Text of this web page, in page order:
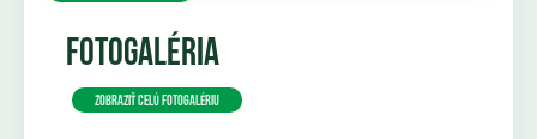
FOTOGALÉRIA
Zobraziť celú fotogalériu